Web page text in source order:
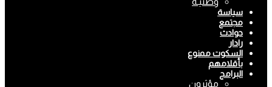
سياسة
مجتمع
حوادث
رادار
السكوت ممنوع
بأقلامهم
البرامج
مؤثرون